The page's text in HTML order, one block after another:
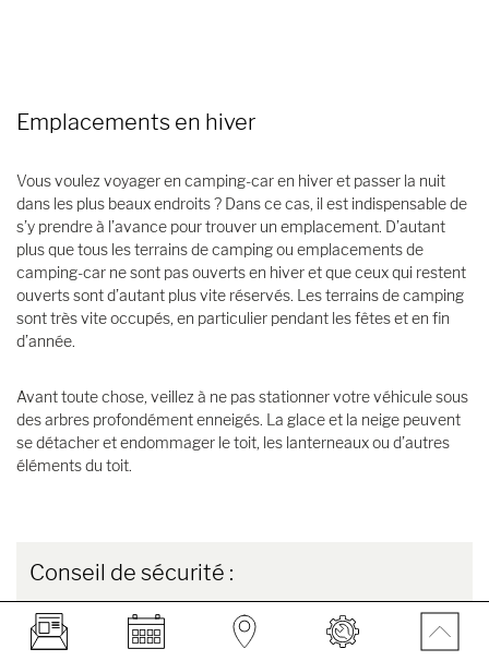
Emplacements en hiver
Vous voulez voyager en camping-car en hiver et passer la nuit
dans les plus beaux endroits ? Dans ce cas, il est indispensable de
s’y prendre à l’avance pour trouver un emplacement. D’autant
plus que tous les terrains de camping ou emplacements de
camping-car ne sont pas ouverts en hiver et que ceux qui restent
ouverts sont d’autant plus vite réservés. Les terrains de camping
sont très vite occupés, en particulier pendant les fêtes et en fin
d’année.
Avant toute chose, veillez à ne pas stationner votre véhicule sous
des arbres profondément enneigés. La glace et la neige peuvent
se détacher et endommager le toit, les lanterneaux ou d’autres
éléments du toit.
Conseil de sécurité :
Lorsque vous voyagez, il est important que votre camping-car
soit placé sur une surface sûre et plane. Il ne doit pas y avoir